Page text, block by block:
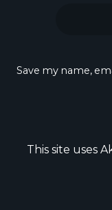
Save my name,
This site uses